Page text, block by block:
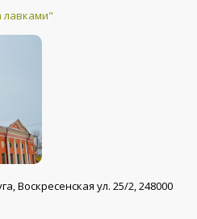
лавками"
Воскресенская ул. 25/2, 248000